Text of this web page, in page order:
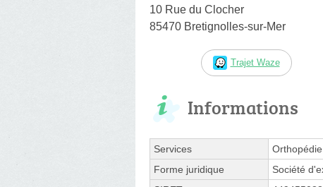
10 Rue du Clocher
85470 Bretignolles-sur-Mer
Trajet Waze
Informations
Services
Orthopédie
Forme juridique
Société